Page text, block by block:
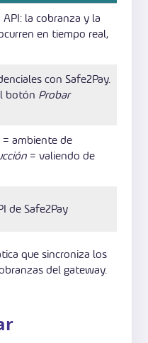
la cobranza y la
en tiempo real,
con Safe2Pay.
botón Probar
= ambiente de
= valiendo de
de Safe2Pay
que sincroniza los
del gateway.